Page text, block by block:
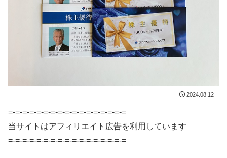
2024.08.12
=-=-=-=-=-=-=-=-=-=-=-=-=-=-=-=-=
当サイトはアフィリエイト広告を利用しています
=-=-=-=-=-=-=-=-=-=-=-=-=-=-=-=-=